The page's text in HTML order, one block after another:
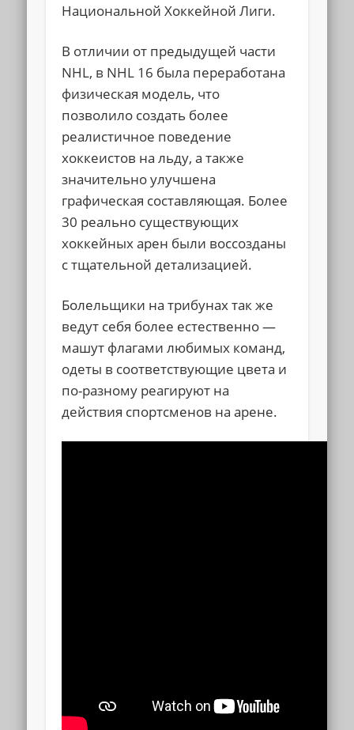
Национальной Хоккейной Лиги.
В отличии от предыдущей части
NHL, в NHL 16 была переработана
физическая модель, что
позволило создать более
реалистичное поведение
хоккеистов на льду, а также
значительно улучшена
графическая составляющая. Более
30 реально существующих
хоккейных арен были воссозданы
с тщательной детализацией.
Болельщики на трибунах так же
ведут себя более естественно —
машут флагами любимых команд,
одеты в соответствующие цвета и
по-разному реагируют на
действия спортсменов на арене.